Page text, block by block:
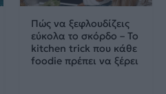
Πώς να ξεφλουδίζεις
εύκολα το σκόρδο – Το
kitchen trick που κάθε
foodie πρέπει να ξέρει